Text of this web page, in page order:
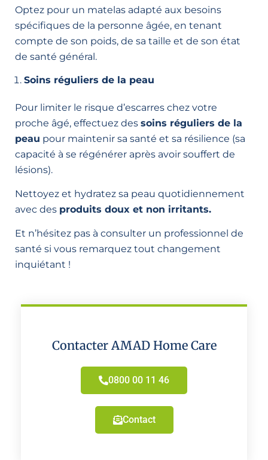
Optez pour un matelas adapté aux besoins
spécifiques de la personne âgée, en tenant
compte de son poids, de sa taille et de son état
de santé général.
Soins réguliers de la peau
Pour limiter le risque d’escarres chez votre
proche âgé, effectuez des soins réguliers de la
peau pour maintenir sa santé et sa résilience (sa
capacité à se régénérer après avoir souffert de
lésions).
Nettoyez et hydratez sa peau quotidiennement
avec des produits doux et non irritants.
Et n’hésitez pas à consulter un professionnel de
santé si vous remarquez tout changement
inquiétant !
Contacter AMAD Home Care
0800 00 11 46
Contact